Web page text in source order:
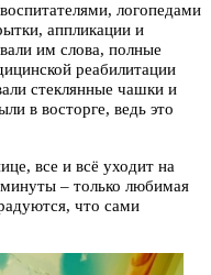
логопедами
аппликации и
им слова, полные
реабилитации
стеклянные чашки и
в восторге, ведь это
все и всё уходит на
– только любимая
что сами